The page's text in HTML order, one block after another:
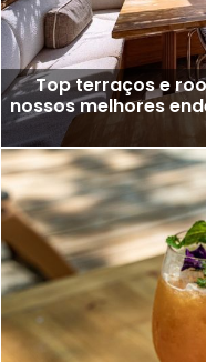
Top terraços e
nossos melhores